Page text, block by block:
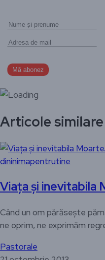
Articole similare
dininimapentrutine
Viața și inevitabila
Când un om părăsește
ne oprim, ne exprimăm
Pastorale